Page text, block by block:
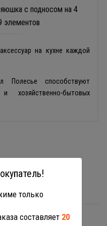
с подносом на 4
элементов
на кухне каждой
способствуют
хозяйственно-бытовых
только
составляет 20